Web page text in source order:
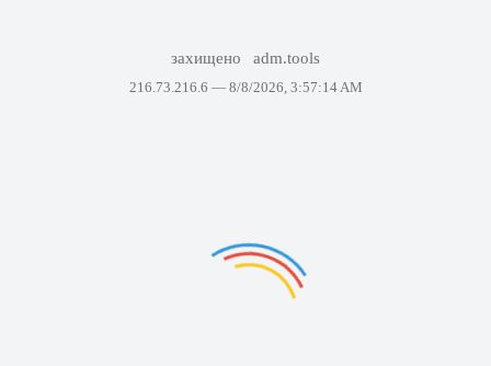
захищено adm.tools
216.73.216.6 — 8/8/2026, 3:57:14 AM